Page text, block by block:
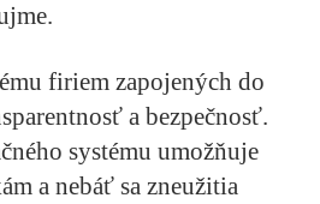
firiem zapojených do
a bezpečnosť.
systému umožňuje
a nebáť sa zneužitia